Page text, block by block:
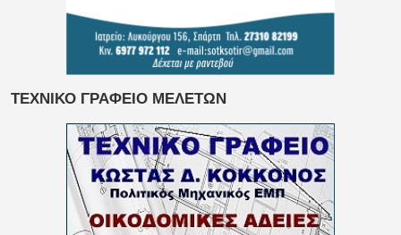
ΤΕΧΝΙΚΟ ΓΡΑΦΕΙΟ ΜΕΛΕΤΩΝ